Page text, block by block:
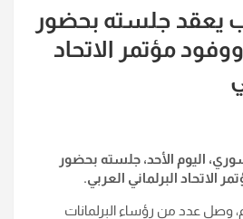
جلسته بحضور
مؤتمر الاتحاد
اليوم الأحد، جلسته بحضور
الاتحاد البرلماني العربي.
عدد من رؤساء البرلمانات